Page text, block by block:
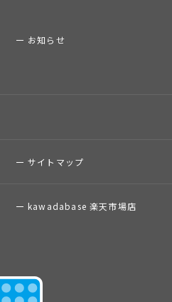
お知らせ
サイトマップ
kawadabase 楽天市場店